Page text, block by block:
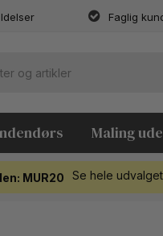
Faglig
Maling
MUR20 Se hele